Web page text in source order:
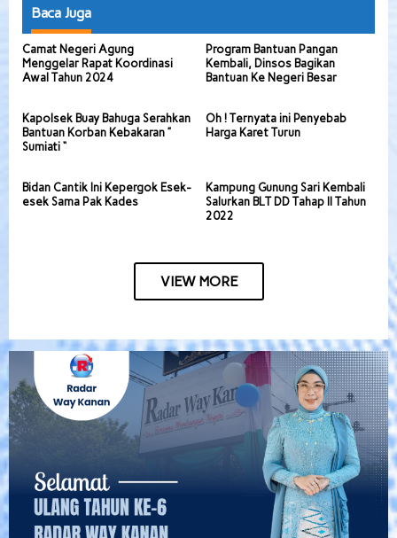
Baca Juga
Camat Negeri Agung
Menggelar Rapat Koordinasi
Awal Tahun 2024
Program Bantuan Pangan
Kembali, Dinsos Bagikan
Bantuan Ke Negeri Besar
Kapolsek Buay Bahuga Serahkan
Bantuan Korban Kebakaran ”
Sumiati “
Oh ! Ternyata ini Penyebab
Harga Karet Turun
Bidan Cantik Ini Kepergok Esek-
esek Sama Pak Kades
Kampung Gunung Sari Kembali
Salurkan BLT DD Tahap II Tahun
2022
VIEW MORE